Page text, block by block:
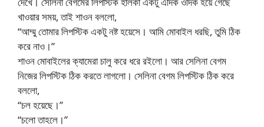
খাওয়ার সময়, তাই শাওন বললো,
“আম্মু তোমার লিপস্টিক একটু নষ্ট হয়েসে। আমি মোবাইল ধরছি, তুমি ঠিক
করে নাও।”
শাওন মোবাইলের ক্যামেরা চালু করে ধরে রইলো। আর সেলিনা বেগম
নিজের লিপস্টিক ঠিক করতে লাগলো। সেলিনা বেগম লিপস্টিক ঠিক করে
বললো,
“চল হয়েছে।”
“চলো তাহলে।”